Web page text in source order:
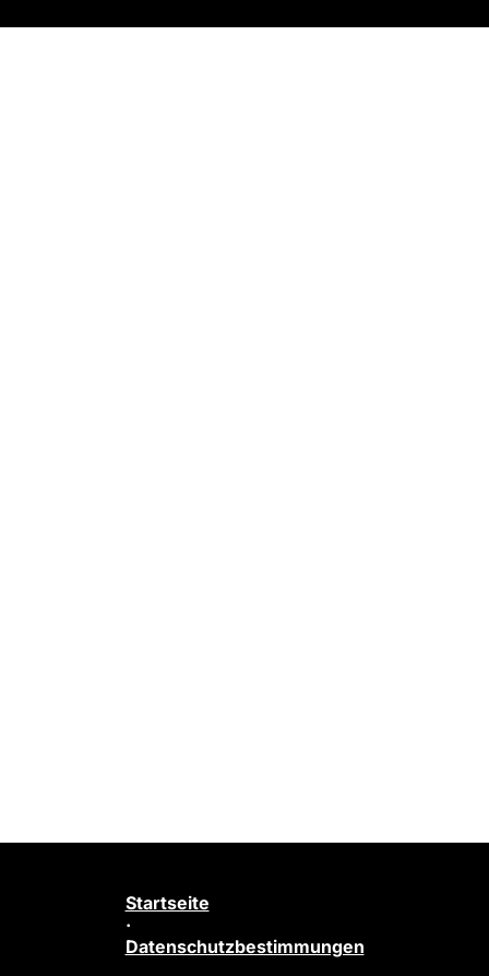
Startseite
·
Datenschutzbestimmungen